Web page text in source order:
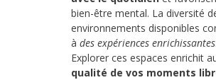
bien-être mental. La diversité
environnements disponibles
à des expériences enrichissantes
Explorer ces espaces enrichit
qualité de vos moments